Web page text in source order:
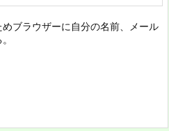
ブラウザーに自分の名前、メール